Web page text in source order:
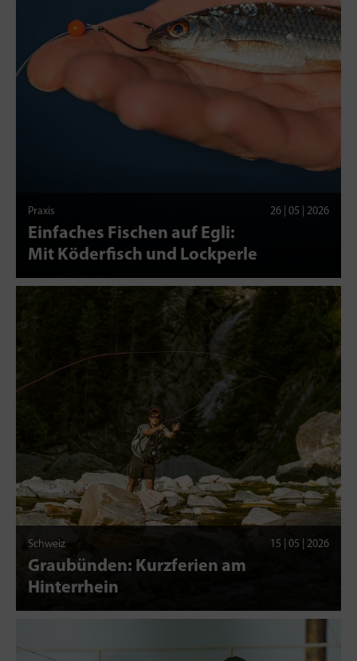
Praxis 26 | 05 | 2026
Einfaches Fischen auf Egli:
Mit Köderfisch und Lockperle
Schweiz 15 | 05 | 2026
Graubünden: Kurzferien am
Hinterrhein